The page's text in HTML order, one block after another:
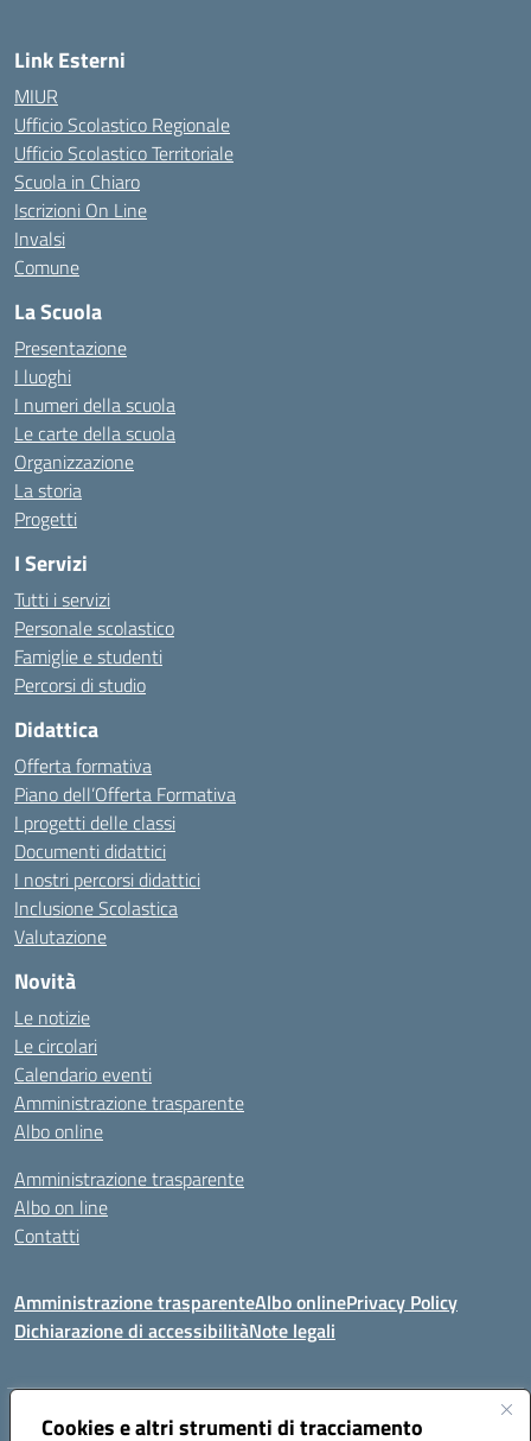
Cookies e altri strumenti di tracciamento
Link Esterni
MIUR
Ufficio Scolastico Regionale
Ufficio Scolastico Territoriale
Scuola in Chiaro
Iscrizioni On Line
Invalsi
Comune
La Scuola
Presentazione
I luoghi
I numeri della scuola
Le carte della scuola
Organizzazione
La storia
Progetti
I Servizi
Tutti i servizi
Personale scolastico
Famiglie e studenti
Percorsi di studio
Didattica
Offerta formativa
Piano dell’Offerta Formativa
I progetti delle classi
Documenti didattici
I nostri percorsi didattici
Inclusione Scolastica
Valutazione
Novità
Le notizie
Le circolari
Calendario eventi
Amministrazione trasparente
Albo online
Amministrazione trasparente
Albo on line
Contatti
Amministrazione trasparenteAlbo onlinePrivacy Policy
Dichiarazione di accessibilitàNote legali
Indirizzo:Via Tirso, 07011 Bono (SS)